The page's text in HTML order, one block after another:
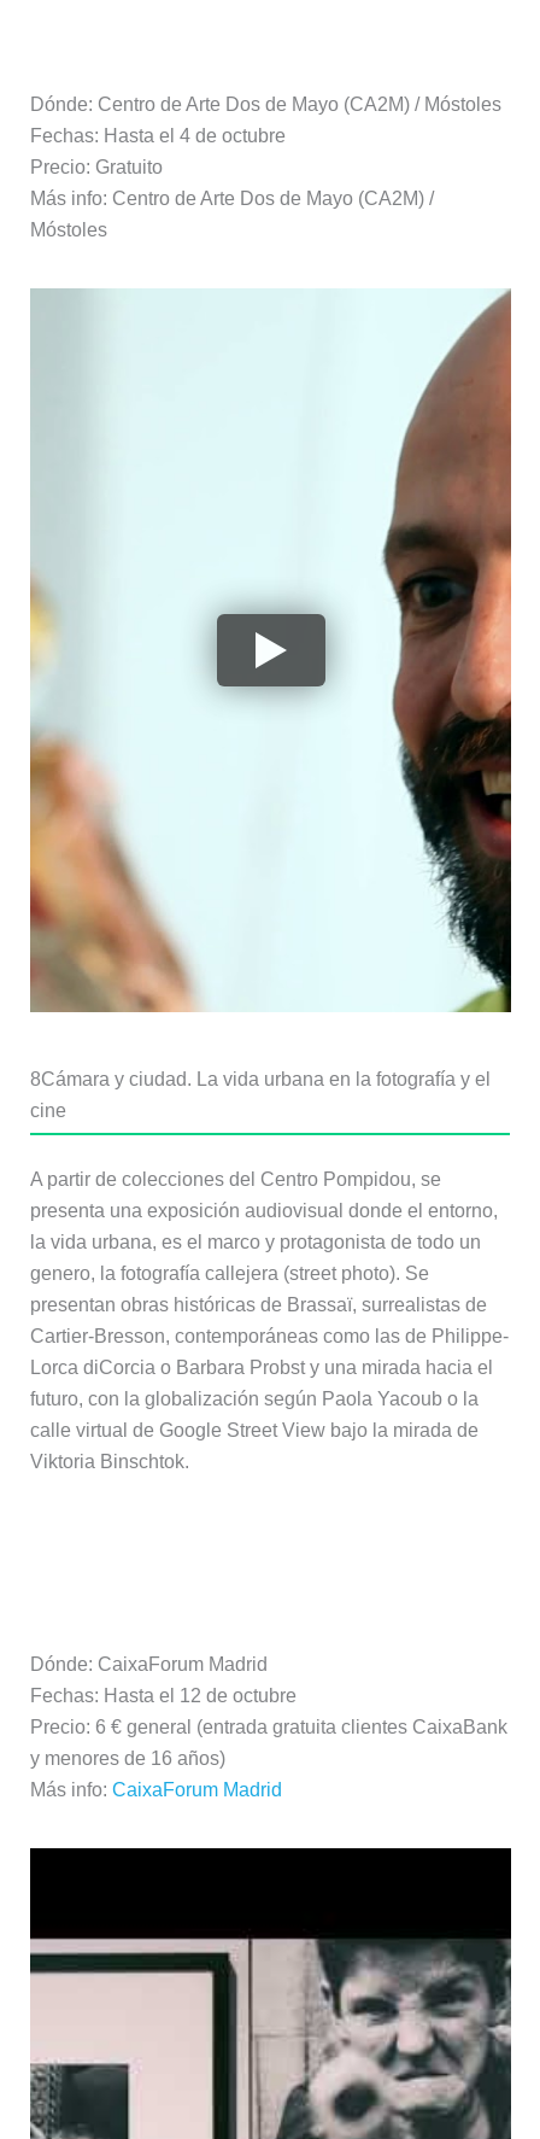
Dónde: Centro de Arte Dos de Mayo (CA2M) / Móstoles
Fechas: Hasta el 4 de octubre
Precio: Gratuito
Más info: Centro de Arte Dos de Mayo (CA2M) /
Móstoles
8Cámara y ciudad. La vida urbana en la fotografía y el
cine
A partir de colecciones del Centro Pompidou, se
presenta una exposición audiovisual donde el entorno,
la vida urbana, es el marco y protagonista de todo un
genero, la fotografía callejera (street photo). Se
presentan obras históricas de Brassaï, surrealistas de
Cartier-Bresson, contemporáneas como las de Philippe-
Lorca diCorcia o Barbara Probst y una mirada hacia el
futuro, con la globalización según Paola Yacoub o la
calle virtual de Google Street View bajo la mirada de
Viktoria Binschtok.
Dónde: CaixaForum Madrid
Fechas: Hasta el 12 de octubre
Precio: 6 € general (entrada gratuita clientes CaixaBank
y menores de 16 años)
Más info: CaixaForum Madrid